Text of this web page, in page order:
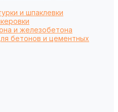
и шпаклевки
и железобетона
бетонов и цементных